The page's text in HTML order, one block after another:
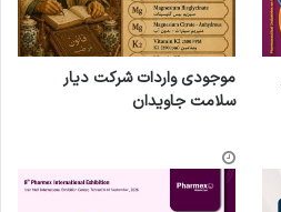
موجودی واردات شرکت دیار
سلامت جاویدان